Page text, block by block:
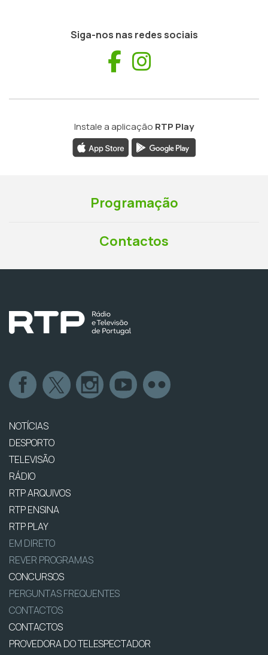
Siga-nos nas redes sociais
Facebook
Instale a aplicação RTP Play
Programação
Contactos
NOTÍCIAS
DESPORTO
TELEVISÃO
RÁDIO
RTP ARQUIVOS
RTP ENSINA
RTP PLAY
EM DIRETO
REVER PROGRAMAS
CONCURSOS
PERGUNTAS FREQUENTES
CONTACTOS
CONTACTOS
PROVEDORA DO TELESPECTADOR